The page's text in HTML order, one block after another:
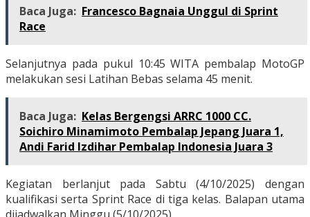
Baca Juga: Francesco Bagnaia Unggul di Sprint
Race
Selanjutnya pada pukul 10:45 WITA pembalap MotoGP
melakukan sesi Latihan Bebas selama 45 menit.
Baca Juga: Kelas Bergengsi ARRC 1000 CC.
Soichiro Minamimoto Pembalap Jepang Juara 1,
Andi Farid Izdihar Pembalap Indonesia Juara 3
Kegiatan berlanjut pada Sabtu (4/10/2025) dengan
kualifikasi serta Sprint Race di tiga kelas. Balapan utama